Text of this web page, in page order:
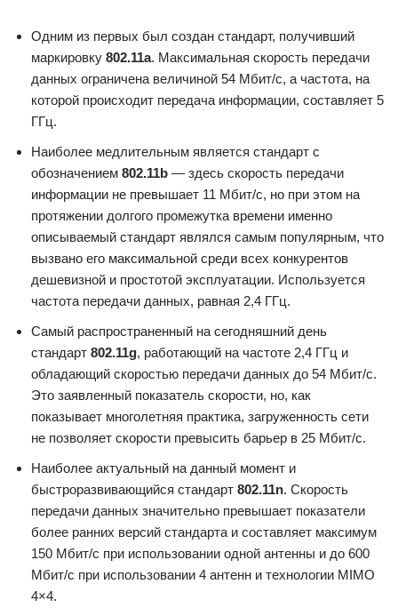
Одним из первых был создан стандарт, получивший
маркировку 802.11а. Максимальная скорость передачи
данных ограничена величиной 54 Мбит/с, а частота, на
которой происходит передача информации, составляет 5
ГГц.
Наиболее медлительным является стандарт с
обозначением 802.11b — здесь скорость передачи
информации не превышает 11 Мбит/с, но при этом на
протяжении долгого промежутка времени именно
описываемый стандарт являлся самым популярным, что
вызвано его максимальной среди всех конкурентов
дешевизной и простотой эксплуатации. Используется
частота передачи данных, равная 2,4 ГГц.
Самый распространенный на сегодняшний день
стандарт 802.11g, работающий на частоте 2,4 ГГц и
обладающий скоростью передачи данных до 54 Мбит/с.
Это заявленный показатель скорости, но, как
показывает многолетняя практика, загруженность сети
не позволяет скорости превысить барьер в 25 Мбит/с.
Наиболее актуальный на данный момент и
быстроразвивающийся стандарт 802.11n. Скорость
передачи данных значительно превышает показатели
более ранних версий стандарта и составляет максимум
150 Мбит/с при использовании одной антенны и до 600
Мбит/с при использовании 4 антенн и технологии MIMO
4×4.